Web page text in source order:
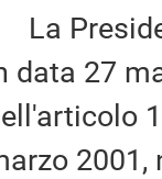
La
data 27
2001,